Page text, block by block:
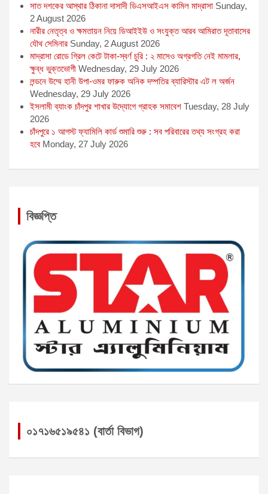
সাত দশকের আস্থার ঠিকানা দাসাদী ডিএসআইএস কামিল মাদ্রাসা Sunday,
2 August 2026
নারীর নেতৃত্ব ও ক্ষমতায়ন নিয়ে ডিআইইউ ও সংযুক্ত আরব আমিরাত দূতাবাসের
যৌথ সেমিনার Sunday, 2 August 2026
মাদ্রাসা রোডে গ্রিল কেটে টাকা-স্বর্ণ চুরি : ২ মাসেও অগ্রগতি নেই মামলার,
ক্ষুব্ধ ভুক্তভোগী Wednesday, 29 July 2026
লন্ডনে উম্মে হানী উপা-ওমর ফারুক অনিক দম্পতির ব্যারিস্টার এট ল অর্জন
Wednesday, 29 July 2026
ইসলামী ব্যাংক চাঁদপুর শাখার উদ্যোগে গ্রাহক সমাবেশ Tuesday, 28 July
2026
চাঁদপুরে ১ আগস্ট ফ্যামিলি কার্ড শুমারি শুরু : সব পরিবারের তথ্য সংগ্রহ করা
হবে Monday, 27 July 2026
বিজ্ঞপ্তি
০১৭১৬৫১৯৫৪১ (বার্তা বিভাগ)